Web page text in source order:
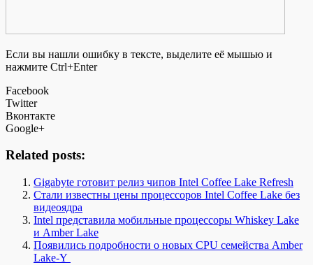
Если вы нашли ошибку в тексте, выделите её мышью и
нажмите Ctrl+Enter
Facebook
Twitter
Вконтакте
Google+
Related posts:
Gigabyte готовит релиз чипов Intel Coffee Lake Refresh
Стали известны цены процессоров Intel Coffee Lake без
видеоядра
Intel представила мобильные процессоры Whiskey Lake
и Amber Lake
Появились подробности о новых CPU семейства Amber
Lake-Y